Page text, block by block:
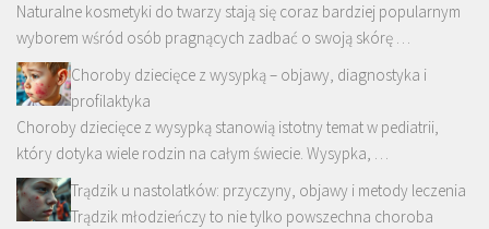
Naturalne kosmetyki do twarzy stają się coraz bardziej popularnym
wyborem wśród osób pragnących zadbać o swoją skórę …
Choroby dziecięce z wysypką – objawy, diagnostyka i
profilaktyka
Choroby dziecięce z wysypką stanowią istotny temat w pediatrii,
który dotyka wiele rodzin na całym świecie. Wysypka, …
Trądzik u nastolatków: przyczyny, objawy i metody leczenia
Trądzik młodzieńczy to nie tylko powszechna choroba